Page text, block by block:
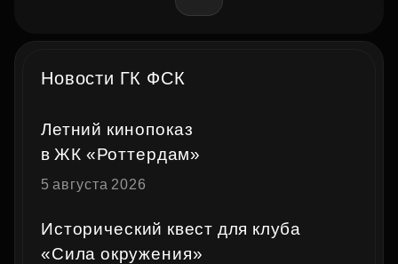
Новости ГК ФСК
Летний кинопоказ
в ЖК «Роттердам»
5 августа 2026
Исторический квест для клуба
«Сила окружения»